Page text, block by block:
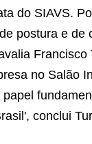
do SIAVS.
postura e
no Salão
conclui